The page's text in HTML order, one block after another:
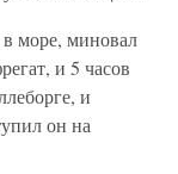
море, миновал
и 5 часов
и
он на